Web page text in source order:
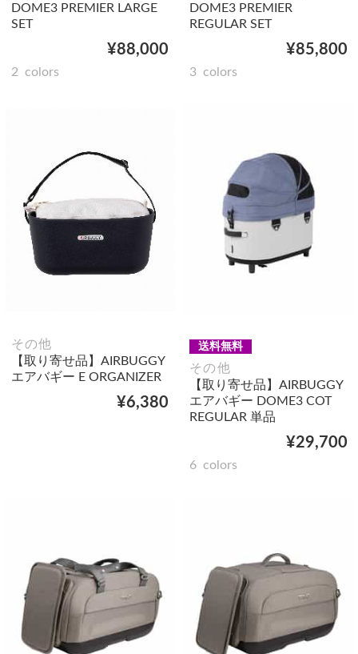
DOME3 PREMIER LARGE
SET
¥88,000
2 colors
DOME3 PREMIER
REGULAR SET
¥85,800
3 colors
その他
【取り寄せ品】AIRBUGGY
エアバギー E ORGANIZER
¥6,380
送料無料
その他
【取り寄せ品】AIRBUGGY
エアバギー DOME3 COT
REGULAR 単品
¥29,700
6 colors